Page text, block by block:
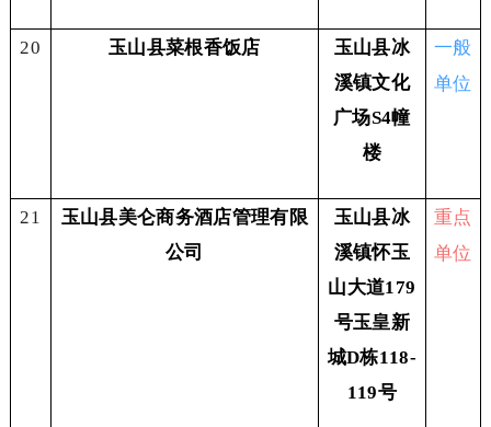
20 玉山县菜根香饭店
玉山县冰
溪镇文化
广场S4幢
楼
一般
单位
21
玉山县美仑商务酒店管理有限
公司
玉山县冰
溪镇怀玉
山大道179
号玉皇新
城D栋118-
119号
重点
单位